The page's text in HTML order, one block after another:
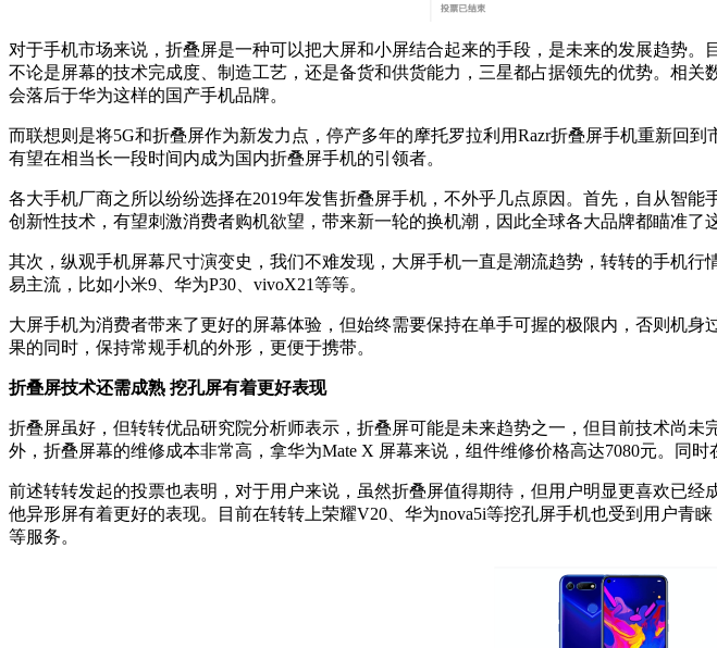
对于手机市场来说，折叠屏是一种可以把大屏和小屏结合起来的手段，是未来的发展趋势
不论是屏幕的技术完成度、制造工艺，还是备货和供货能力，三星都占据领先的优势。相
会落后于华为这样的国产手机品牌。
而联想则是将5G和折叠屏作为新发力点，停产多年的摩托罗拉利用Razr折叠屏手机重新回
有望在相当长一段时间内成为国内折叠屏手机的引领者。
各大手机厂商之所以纷纷选择在2019年发售折叠屏手机，不外乎几点原因。首先，自从智
创新性技术，有望刺激消费者购机欲望，带来新一轮的换机潮，因此全球各大品牌都瞄准了
其次，纵观手机屏幕尺寸演变史，我们不难发现，大屏手机一直是潮流趋势，转转的手机
易主流，比如小米9、华为P30、vivoX21等等。
大屏手机为消费者带来了更好的屏幕体验，但始终需要保持在单手可握的极限内，否则机
果的同时，保持常规手机的外形，更便于携带。
折叠屏技术还需成熟 挖孔屏有着更好表现
折叠屏虽好，但转转优品研究院分析师表示，折叠屏可能是未来趋势之一，但目前技术尚
外，折叠屏幕的维修成本非常高，拿华为Mate X 屏幕来说，组件维修价格高达7080元。同时
前述转转发起的投票也表明，对于用户来说，虽然折叠屏值得期待，但用户明显更喜欢已
他异形屏有着更好的表现。目前在转转上荣耀V20、华为nova5i等挖孔屏手机也受到用户青
等服务。